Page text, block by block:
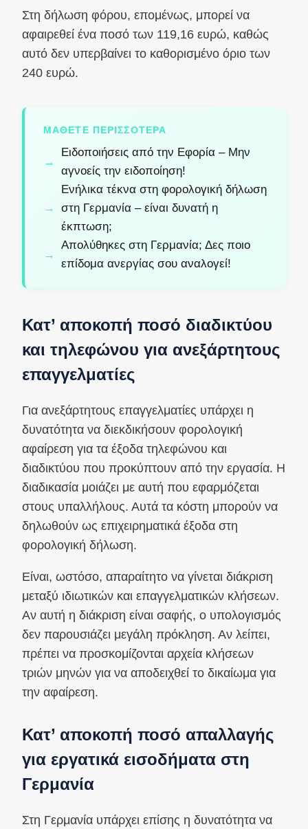
Στη δήλωση φόρου, επομένως, μπορεί να
αφαιρεθεί ένα ποσό των 119,16 ευρώ, καθώς
αυτό δεν υπερβαίνει το καθορισμένο όριο των
240 ευρώ.
ΜΆΘΕΤΕ ΠΕΡΙΣΣΌΤΕΡΑ
Ειδοποιήσεις από την Εφορία – Μην
αγνοείς την ειδοποίηση!
Ενήλικα τέκνα στη φορολογική δήλωση
στη Γερμανία – είναι δυνατή η
έκπτωση;
Απολύθηκες στη Γερμανία; Δες ποιο
επίδομα ανεργίας σου αναλογεί!
Κατ’ αποκοπή ποσό διαδικτύου
και τηλεφώνου για ανεξάρτητους
επαγγελματίες
Για ανεξάρτητους επαγγελματίες υπάρχει η
δυνατότητα να διεκδικήσουν φορολογική
αφαίρεση για τα έξοδα τηλεφώνου και
διαδικτύου που προκύπτουν από την εργασία. Η
διαδικασία μοιάζει με αυτή που εφαρμόζεται
στους υπαλλήλους. Αυτά τα κόστη μπορούν να
δηλωθούν ως επιχειρηματικά έξοδα στη
φορολογική δήλωση.
Είναι, ωστόσο, απαραίτητο να γίνεται διάκριση
μεταξύ ιδιωτικών και επαγγελματικών κλήσεων.
Αν αυτή η διάκριση είναι σαφής, ο υπολογισμός
δεν παρουσιάζει μεγάλη πρόκληση. Αν λείπει,
πρέπει να προσκομίζονται αρχεία κλήσεων
τριών μηνών για να αποδειχθεί το δικαίωμα για
την αφαίρεση.
Κατ’ αποκοπή ποσό απαλλαγής
για εργατικά εισοδήματα στη
Γερμανία
Στη Γερμανία υπάρχει επίσης η δυνατότητα να